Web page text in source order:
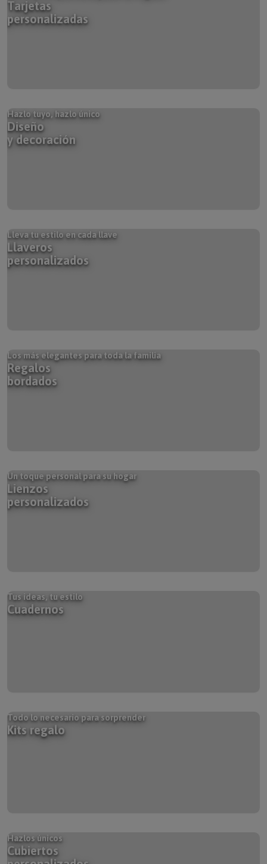
personalizadas
Diseño
y decoración
Llaveros
personalizados
Regalos
bordados
Lienzos
personalizados
Cuadernos
Kits regalo
Cubiertos
personalizados